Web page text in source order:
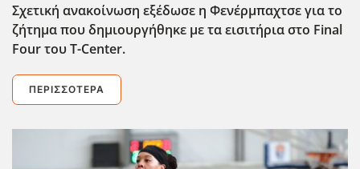
Σχετική ανακοίνωση εξέδωσε η Φενέρμπαχτσε για το
ζήτημα που δημιουργήθηκε με τα εισιτήρια στο Final
Four του T-Center.
ΠΕΡΙΣΣΌΤΕΡΑ